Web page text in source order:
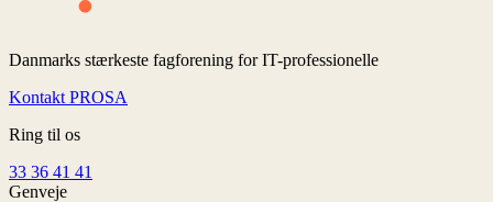
Danmarks stærkeste fagforening for IT-professionelle
Kontakt PROSA
Ring til os
33 36 41 41
Genveje